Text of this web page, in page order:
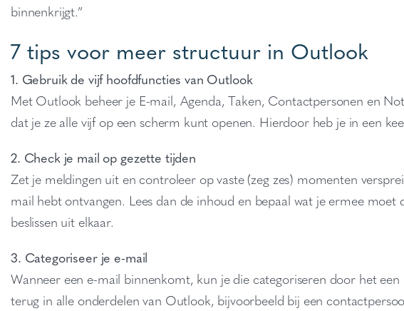
binnenkrijgt.”
7 tips voor meer structuur in Outlook
1. Gebruik de vijf hoofdfuncties van Outlook
Met Outlook beheer je E-mail, Agenda, Taken, Contactpersonen en
dat je ze alle vijf op een scherm kunt openen. Hierdoor heb je in een
2. Check je mail op gezette tijden
Zet je meldingen uit en controleer op vaste (zeg zes) momenten
mail hebt ontvangen. Lees dan de inhoud en bepaal wat je ermee moet
beslissen uit elkaar.
3. Categoriseer je e-mail
Wanneer een e-mail binnenkomt, kun je die categoriseren door het
terug in alle onderdelen van Outlook, bijvoorbeeld bij een